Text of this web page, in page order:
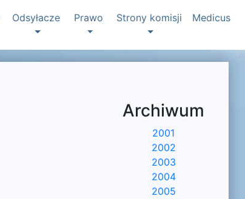
Odsyłacze Prawo Strony komisji Medicus
Archiwum
2001
2002
2003
2004
2005